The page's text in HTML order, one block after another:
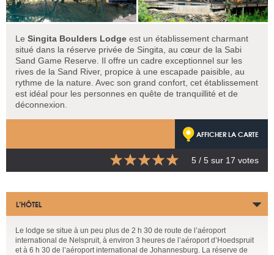
Le Singita Boulders Lodge est un établissement charmant
situé dans la réserve privée de Singita, au cœur de la Sabi
Sand Game Reserve. Il offre un cadre exceptionnel sur les
rives de la Sand River, propice à une escapade paisible, au
rythme de la nature. Avec son grand confort, cet établissement
est idéal pour les personnes en quête de tranquillité et de
déconnexion.
AFFICHER LA CARTE
5 / 5 sur 17 votes
L’HÔTEL
Le lodge se situe à un peu plus de 2 h 30 de route de l’aéroport
international de Nelspruit, à environ 3 heures de l’aéroport d’Hoedspruit
et à 6 h 30 de l’aéroport international de Johannesburg. La réserve de